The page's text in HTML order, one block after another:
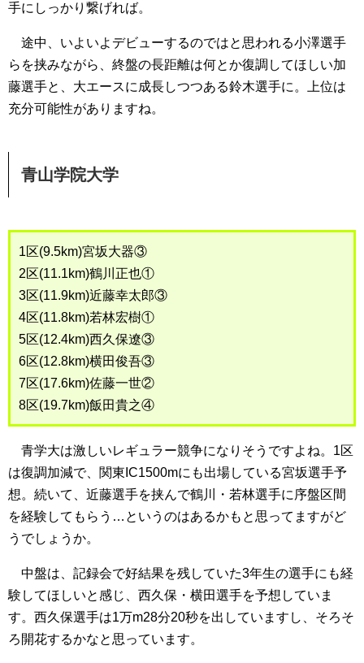
手にしっかり繋げれば。
途中、いよいよデビューするのではと思われる小澤選手
らを挟みながら、終盤の長距離は何とか復調してほしい加
藤選手と、大エースに成長しつつある鈴木選手に。上位は
充分可能性がありますね。
青山学院大学
1区(9.5km)宮坂大器③
2区(11.1km)鶴川正也①
3区(11.9km)近藤幸太郎③
4区(11.8km)若林宏樹①
5区(12.4km)西久保遼③
6区(12.8km)横田俊吾③
7区(17.6km)佐藤一世②
8区(19.7km)飯田貴之④
青学大は激しいレギュラー競争になりそうですよね。1区
は復調加減で、関東IC1500mにも出場している宮坂選手予
想。続いて、近藤選手を挟んで鶴川・若林選手に序盤区間
を経験してもらう…というのはあるかもと思ってますがど
うでしょうか。
中盤は、記録会で好結果を残していた3年生の選手にも経
験してほしいと感じ、西久保・横田選手を予想していま
す。西久保選手は1万m28分20秒を出していますし、そろそ
ろ開花するかなと思っています。